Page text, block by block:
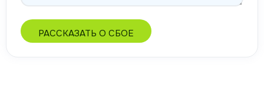
РАССКАЗАТЬ О СБОЕ